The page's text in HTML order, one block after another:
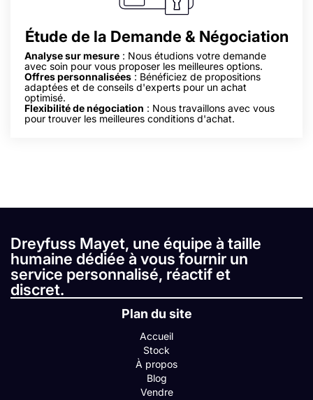
Étude de la Demande & Négociation
Analyse sur mesure : Nous étudions votre demande
avec soin pour vous proposer les meilleures options.
Offres personnalisées : Bénéficiez de propositions
adaptées et de conseils d'experts pour un achat
optimisé.
Flexibilité de négociation : Nous travaillons avec vous
pour trouver les meilleures conditions d'achat.
Dreyfuss Mayet, une équipe à taille
humaine dédiée à vous fournir un
service personnalisé, réactif et
discret.
Plan du site
Accueil
Stock
À propos
Blog
Vendre